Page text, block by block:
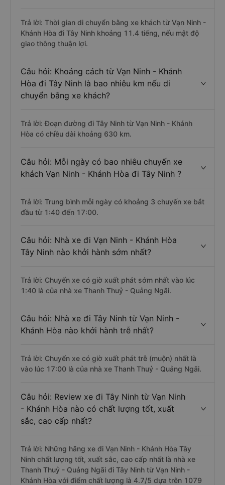
Trả lời: Thời gian di chuyển bằng xe khách từ Vạn Ninh -
Khánh Hòa đi Tây Ninh khoảng 11.4 tiếng, nếu mật độ
giao thông thuận lợi.
Câu hỏi: Khoảng cách từ Vạn Ninh - Khánh
Hòa đi Tây Ninh là bao nhiêu km nếu di
chuyển bằng xe khách?
Trả lời: Đoạn đường đi Tây Ninh từ Vạn Ninh - Khánh
Hòa có chiều dài khoảng 630 km.
Câu hỏi: Mỗi ngày có bao nhiêu chuyến xe
khách Vạn Ninh - Khánh Hòa đi Tây Ninh ?
Trả lời: Trung bình mỗi ngày có khoảng 3 chuyến xe bắt
đầu từ 1:40 đến 17:00.
Câu hỏi: Nhà xe đi Vạn Ninh - Khánh Hòa
Tây Ninh nào khởi hành sớm nhất?
Trả lời: Chuyến xe có giờ xuất phát sớm nhất vào lúc
1:40 là của nhà xe Thanh Thuỷ - Quảng Ngãi.
Câu hỏi: Nhà xe đi Tây Ninh từ Vạn Ninh -
Khánh Hòa nào khởi hành trễ nhất?
Trả lời: Chuyến xe có giờ xuất phát trễ (muộn) nhất là
vào lúc 17:00 là của nhà xe Thanh Thuỷ - Quảng Ngãi.
Câu hỏi: Review xe đi Tây Ninh từ Vạn Ninh
- Khánh Hòa nào có chất lượng tốt, xuất
sắc, cao cấp nhất?
Trả lời: Những hãng xe đi Vạn Ninh - Khánh Hòa Tây
Ninh chất lượng tốt, xuất sắc, cao cấp nhất là nhà xe
Thanh Thuỷ - Quảng Ngãi đi Tây Ninh từ Vạn Ninh -
Khánh Hòa với điểm chất lượng là 4.7/5 dựa trên 1079